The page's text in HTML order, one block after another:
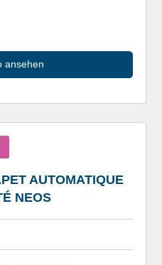
ansehen
AUTOMATIQUE
NEOS